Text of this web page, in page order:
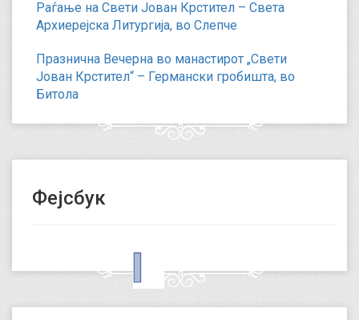
Раѓање на Свети Јован Крстител – Света
Архиерејска Литургија, во Слепче
Празнична Вечерна во манастирот „Свети
Јован Крстител“ – Германски гробишта, во
Битола
Фејсбук